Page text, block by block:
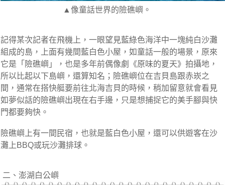
▲像童話世界的險礁嶼。
記得某次記者在飛機上，一眼望見藍綠色海洋中一塊純白沙灘
組成的島，上面有幾間藍白色小屋，如童話一般的場景，原來
它是「險礁嶼」，也是多年前偶像劇《原味的夏天》拍攝地，
所以比起以下島嶼，還算知名；險礁嶼位在吉貝島跟赤崁之
間，通常在搭快艇要前往北海吉貝的時候，稍加留意就會看見
如夢似話的險礁嶼出現在右手邊，只是想捕捉它的美手腳與快
門都要夠快。
險礁嶼上有一間民宿，也就是藍白色小屋，還可以供遊客在沙
灘上BBQ或玩沙灘排球。
二、澎湖白公嶼